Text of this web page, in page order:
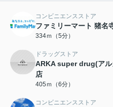
コンビニエンスストア
ファミリーマート 猪名
334ｍ（5分）
ドラッグストア
ARKA super drug(アル
店
405ｍ（6分）
コンビニエンスストア